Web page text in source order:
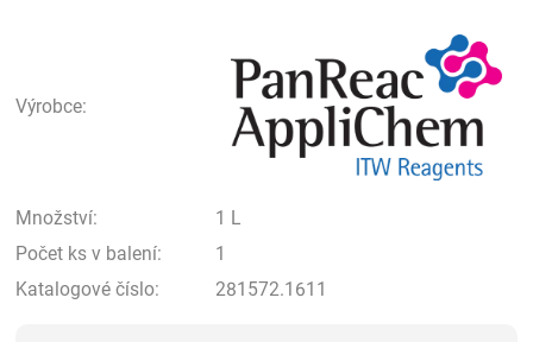
Výrobce:
Množství:
1 L
Počet ks v balení:
1
Katalogové číslo:
281572.1611